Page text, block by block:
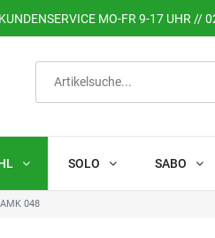
KUNDENSERVICEMO-FR 9-17 UHR //
SOLO SABO
048